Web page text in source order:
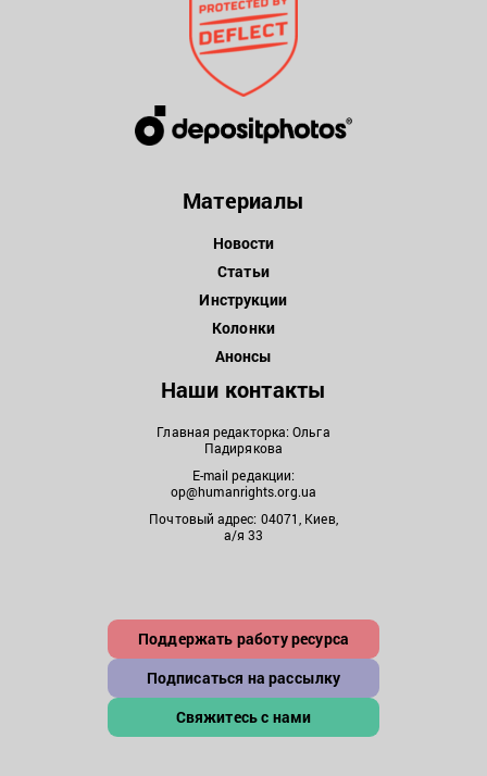
Материалы
Новости
Статьи
Инструкции
Колонки
Анонсы
Наши контакты
Главная редакторка: Ольга
Падирякова
E-mail редакции:
op@humanrights.org.ua
Почтовый адрес: 04071, Киев,
а/я 33
Поддержать работу ресурса
Подписаться на рассылку
Свяжитесь с нами